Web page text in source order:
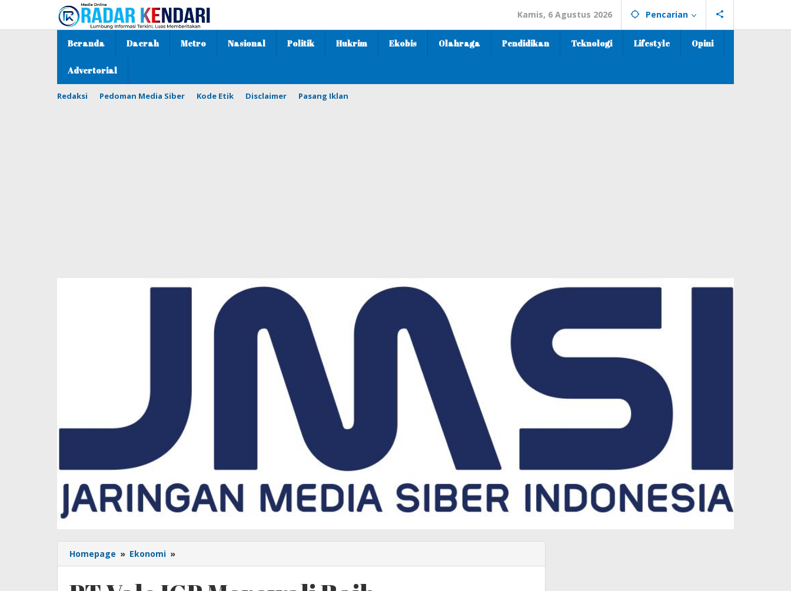
konten
Kamis, 6 Agustus 2026 Pencarian
Beranda Daerah Metro Nasional Politik Hukrim Ekobis Olahraga Pendidikan Teknologi Lifestyle Opini
Advertorial
Redaksi Pedoman Media Siber Kode Etik Disclaimer Pasang Iklan
Homepage » Ekonomi »
Vale